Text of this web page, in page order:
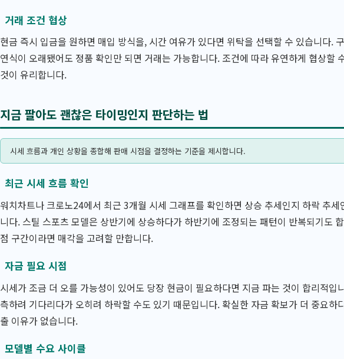
거래 조건 협상
현금 즉시 입금을 원하면 매입 방식을, 시간 여유가 있다면 위탁을 선택할 수 있습니다.
연식이 오래됐어도 정품 확인만 되면 거래는 가능합니다. 조건에 따라 유연하게 협상할
것이 유리합니다.
지금 팔아도 괜찮은 타이밍인지 판단하는 법
시세 흐름과 개인 상황을 종합해 판매 시점을 결정하는 기준을 제시합니다.
최근 시세 흐름 확인
워치차트나 크로노24에서 최근 3개월 시세 그래프를 확인하면 상승 추세인지 하락 추세
니다. 스틸 스포츠 모델은 상반기에 상승하다가 하반기에 조정되는 패턴이 반복되기도
점 구간이라면 매각을 고려할 만합니다.
자금 필요 시점
시세가 조금 더 오를 가능성이 있어도 당장 현금이 필요하다면 지금 파는 것이 합리적입
측하려 기다리다가 오히려 하락할 수도 있기 때문입니다. 확실한 자금 확보가 더 중요하
출 이유가 없습니다.
모델별 수요 사이클